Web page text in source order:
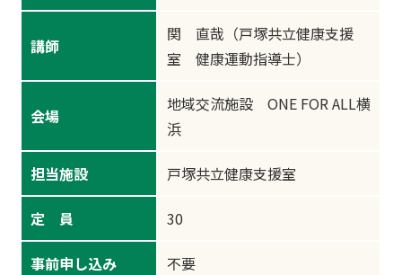
講師
関 直哉（戸塚共立健康支援
室 健康運動指導士）
会場
地域交流施設 ONE FOR ALL横
浜
担当施設 戸塚共立健康支援室
定 員 30
事前申し込み 不要